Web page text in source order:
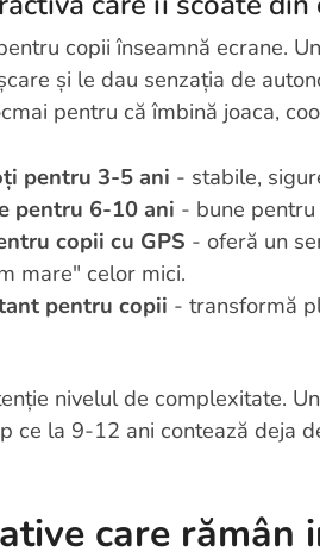
copii înseamnă ecrane.
și le dau senzația de
pentru că îmbină joaca,
pentru 3-5 ani - stabile,
pentru 6-10 ani - bune
copii cu GPS - oferă un
mare" celor mici.
pentru copii - transformă
nivelul de complexitate.
ce la 9-12 ani contează deja
care